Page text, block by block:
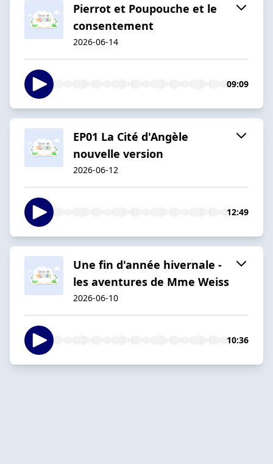
Pierrot et Poupouche et le
consentement
2026-06-14
09:09
EP01 La Cité d'Angèle
nouvelle version
2026-06-12
12:49
Une fin d'année hivernale -
les aventures de Mme Weiss
2026-06-10
10:36